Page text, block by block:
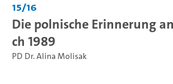
15/16
Die polnische Erinnerung
ch 1989
PD Dr. Alina Molisak